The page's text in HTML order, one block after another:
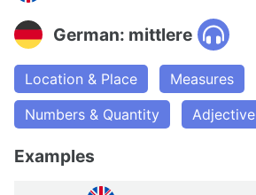
German: mittlere
Location & Place
Measures
Numbers & Quantity
Adjective
Examples